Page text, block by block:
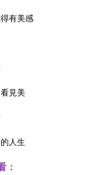
有美感
見美
人生
：